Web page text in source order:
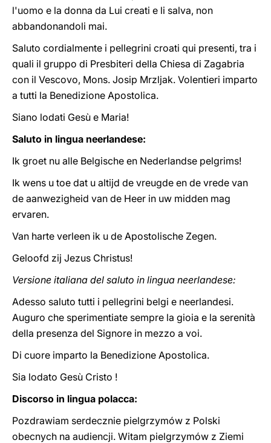
l'uomo e la donna da Lui creati e li salva, non
abbandonandoli mai.
Saluto cordialmente i pellegrini croati qui presenti, tra i
quali il gruppo di Presbiteri della Chiesa di Zagabria
con il Vescovo, Mons. Josip Mrzljak. Volentieri imparto
a tutti la Benedizione Apostolica.
Siano lodati Gesù e Maria!
Saluto in lingua neerlandese:
Ik groet nu alle Belgische en Nederlandse pelgrims!
Ik wens u toe dat u altijd de vreugde en de vrede van
de aanwezigheid van de Heer in uw midden mag
ervaren.
Van harte verleen ik u de Apostolische Zegen.
Geloofd zij Jezus Christus!
Versione italiana del saluto in lingua neerlandese:
Adesso saluto tutti i pellegrini belgi e neerlandesi.
Auguro che sperimentiate sempre la gioia e la serenità
della presenza del Signore in mezzo a voi.
Di cuore imparto la Benedizione Apostolica.
Sia lodato Gesù Cristo !
Discorso in lingua polacca:
Pozdrawiam serdecznie pielgrzymów z Polski
obecnych na audiencji. Witam pielgrzymów z Ziemi